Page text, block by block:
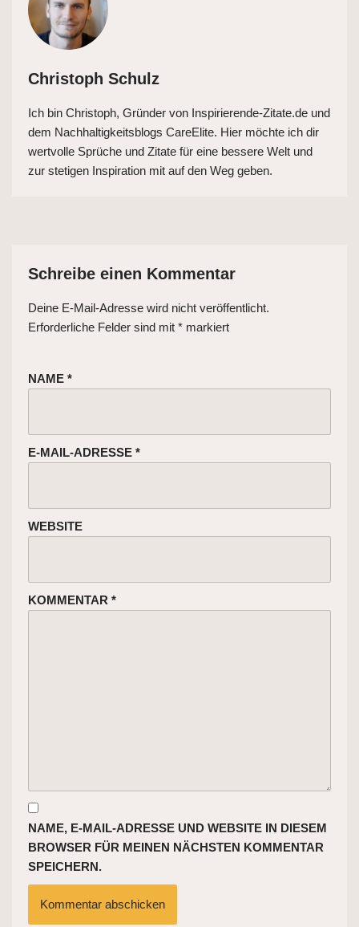
Christoph Schulz
Ich bin Christoph, Gründer von Inspirierende-Zitate.de und
dem Nachhaltigkeitsblogs CareElite. Hier möchte ich dir
wertvolle Sprüche und Zitate für eine bessere Welt und
zur stetigen Inspiration mit auf den Weg geben.
Schreibe einen Kommentar
Deine E-Mail-Adresse wird nicht veröffentlicht.
Erforderliche Felder sind mit * markiert
NAME *
E-MAIL-ADRESSE *
WEBSITE
KOMMENTAR *
NAME, E-MAIL-ADRESSE UND WEBSITE IN DIESEM
BROWSER FÜR MEINEN NÄCHSTEN KOMMENTAR
SPEICHERN.